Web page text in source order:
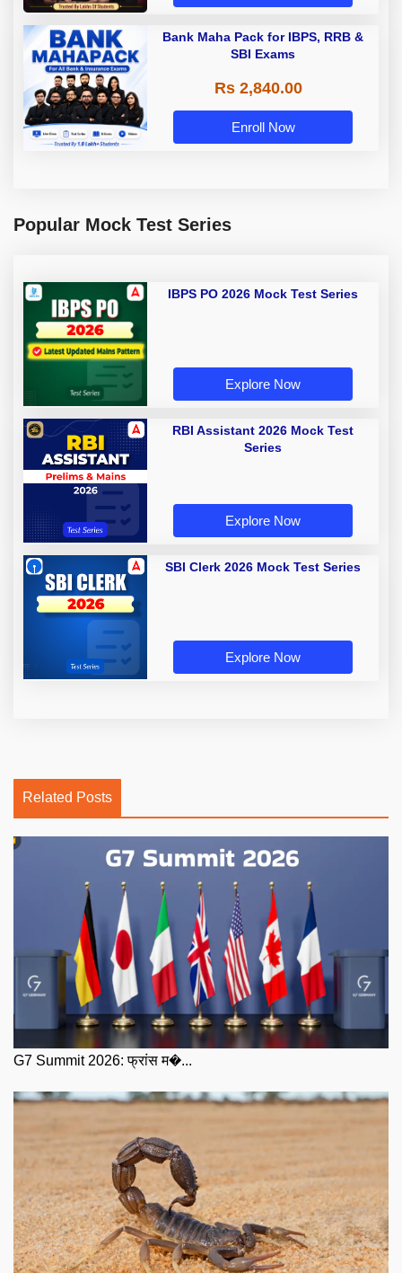
Bank Maha Pack for IBPS, RRB &
SBI Exams
Rs 2,840.00
Enroll Now
Popular Mock Test Series
IBPS PO 2026 Mock Test Series
Explore Now
RBI Assistant 2026 Mock Test
Series
Explore Now
SBI Clerk 2026 Mock Test Series
Explore Now
Related Posts
G7 Summit 2026: फ्रांस म�...